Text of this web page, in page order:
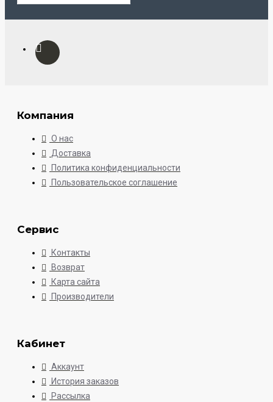
Компания
О нас
Доставка
Политика конфиденциальности
Пользовательское соглашение
Сервис
Контакты
Возврат
Карта сайта
Производители
Кабинет
Аккаунт
История заказов
Рассылка